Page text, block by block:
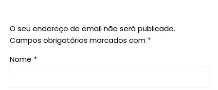
O seu endereço de email não será publicado.
Campos obrigatórios marcados com *
Nome *